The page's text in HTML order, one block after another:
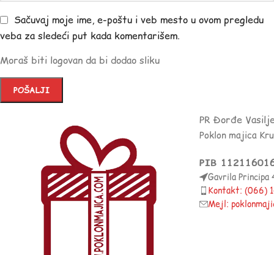
Sačuvaj moje ime, e-poštu i veb mesto u ovom pregledu
veba za sledeći put kada komentarišem.
Moraš biti logovan da bi dodao sliku
PR Đorđe
Poklon majica
PIB
Gavrila Principa
Kontakt: (066)
Mejl: